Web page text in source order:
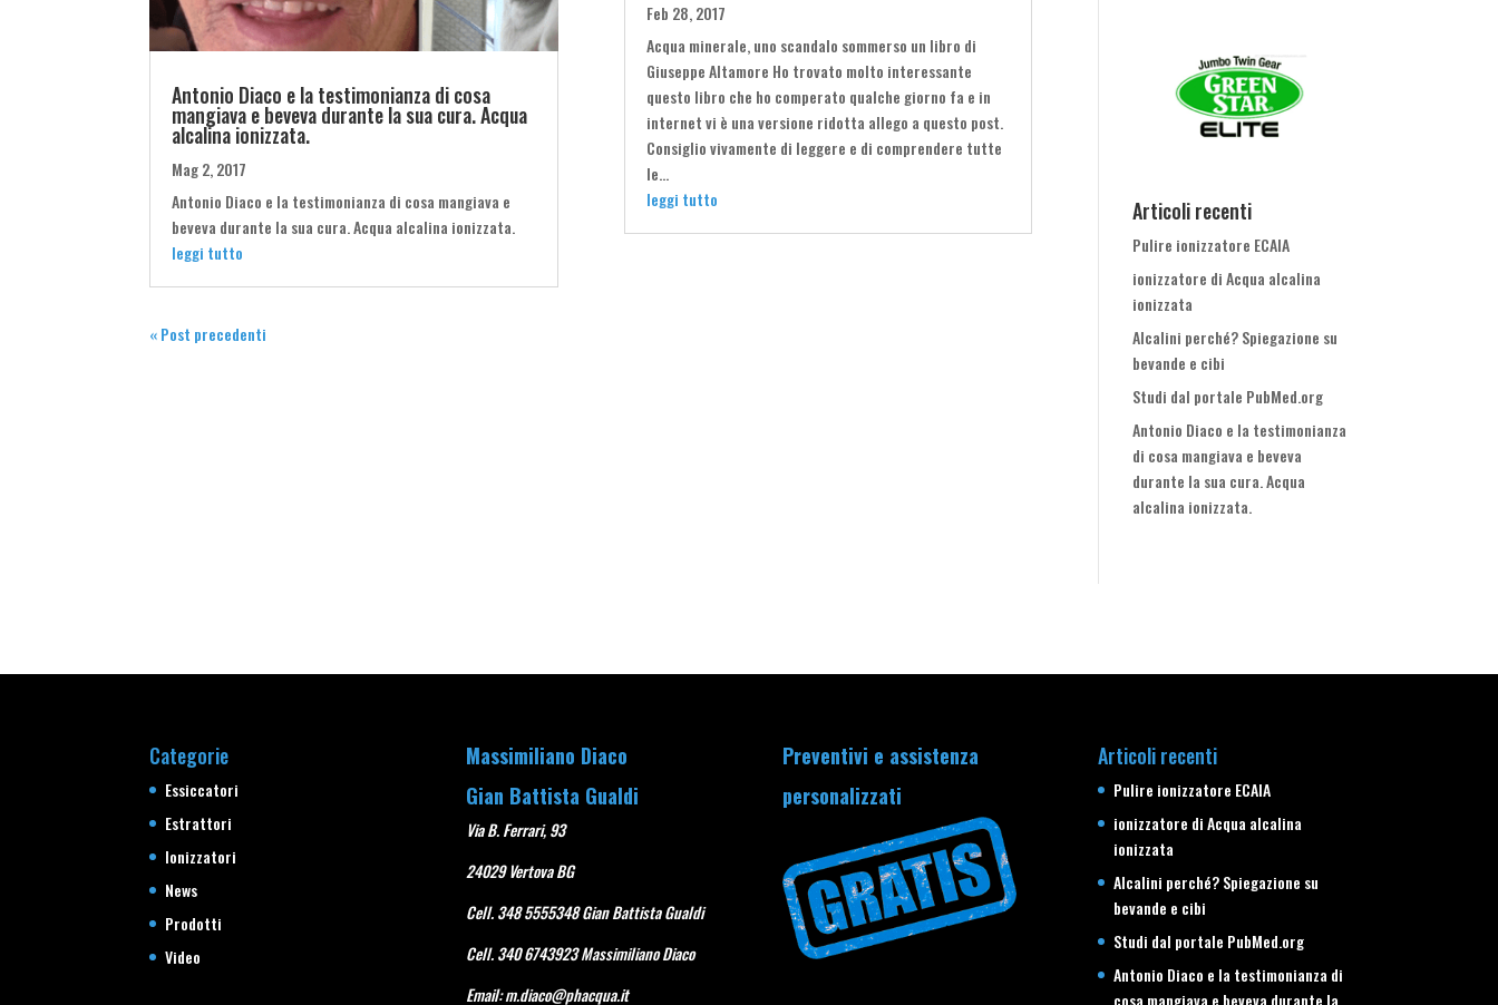
Antonio Diaco e la testimonianza di cosa
mangiava e beveva durante la sua cura. Acqua
alcalina ionizzata.
Mag 2, 2017
Antonio Diaco e la testimonianza di cosa mangiava e
beveva durante la sua cura. Acqua alcalina ionizzata.
leggi tutto
Feb 28, 2017
Acqua minerale, uno scandalo sommerso un libro di
Giuseppe Altamore Ho trovato molto interessante
questo libro che ho comperato qualche giorno fa e in
internet vi è una versione ridotta allego a questo post.
Consiglio vivamente di leggere e di comprendere tutte
le...
leggi tutto
« Post precedenti
Articoli recenti
Pulire ionizzatore ECAIA
ionizzatore di Acqua alcalina
ionizzata
Alcalini perché? Spiegazione su
bevande e cibi
Studi dal portale PubMed.org
Antonio Diaco e la testimonianza
di cosa mangiava e beveva
durante la sua cura. Acqua
alcalina ionizzata.
Categorie
Essiccatori
Estrattori
Ionizzatori
News
Prodotti
Video
Massimiliano Diaco
Gian Battista Gualdi
Via B. Ferrari, 93
24029 Vertova BG
Cell. 348 5555348 Gian Battista Gualdi
Cell. 340 6743923 Massimiliano Diaco
Email:m.diaco@phacqua.it
Preventivi e assistenza
personalizzati
Articoli recenti
Pulire ionizzatore ECAIA
ionizzatore di Acqua alcalina
ionizzata
Alcalini perché? Spiegazione su
bevande e cibi
Studi dal portale PubMed.org
Antonio Diaco e la testimonianza di
cosa mangiava e beveva durante la